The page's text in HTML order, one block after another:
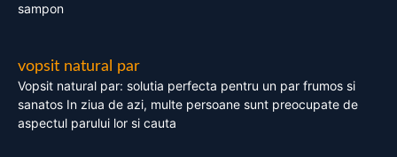
sampon
vopsit natural par
Vopsit natural par: solutia perfecta pentru un par frumos si
sanatos In ziua de azi, multe persoane sunt preocupate de
aspectul parului lor si cauta